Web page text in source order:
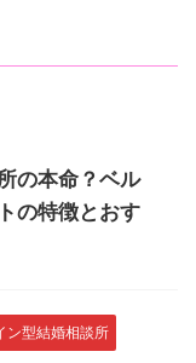
の本命？ベル
の特徴とおす
ン型結婚相談所